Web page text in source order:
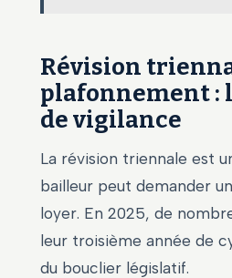
Révision
plafonnement :
de vigilance
La révision triennale est
bailleur peut demander
loyer. En 2025, de
leur troisième année de
du bouclier législatif.